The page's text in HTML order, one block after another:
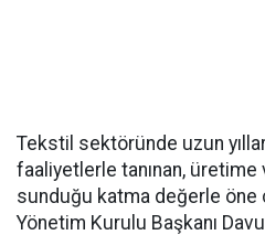
Tekstil sektöründe uzun
faaliyetlerle tanınan,
sunduğu katma değerle öne
Yönetim Kurulu Başkanı